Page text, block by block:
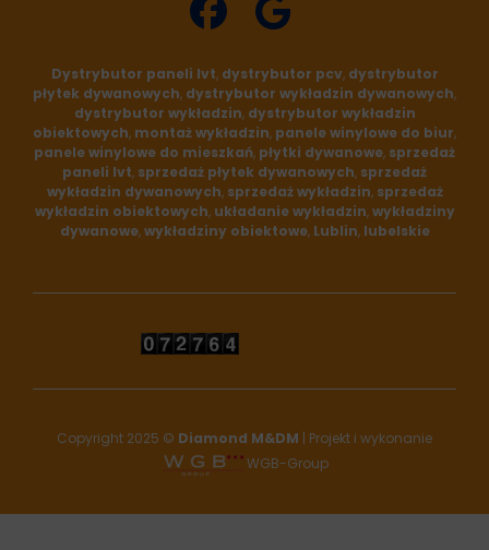
fab
fa-
facebook
fab
fa-
google
Dystrybutor paneli lvt, dystrybutor pcv, dystrybutor
płytek dywanowych, dystrybutor wykładzin dywanowych,
dystrybutor wykładzin, dystrybutor wykładzin
obiektowych, montaż wykładzin, panele winylowe do biur,
panele winylowe do mieszkań, płytki dywanowe, sprzedaż
paneli lvt, sprzedaż płytek dywanowych, sprzedaż
wykładzin dywanowych, sprzedaż wykładzin, sprzedaż
wykładzin obiektowych, układanie wykładzin,wykładziny
dywanowe,wykładziny obiektowe, Lublin, lubelskie
Copyright 2025 © Diamond M&DM | Projekt i wykonanie
WGB-Group